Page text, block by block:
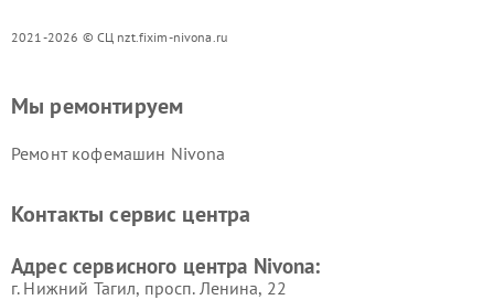
2021-2026 © СЦ nzt.fixim-nivona.ru
Мы ремонтируем
Ремонт кофемашин Nivona
Контакты сервис центра
Адрес сервисного центра Nivona:
г. Нижний Тагил, просп. Ленина, 22